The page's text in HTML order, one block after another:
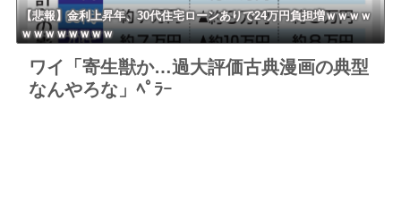
【悲報】金利上昇年、30代住宅ローンありで24万円負担増ｗｗｗｗ
ｗｗｗｗｗｗｗｗ
ワイ「寄生獣か…過大評価古典漫画の典型
なんやろな」ﾍﾟﾗｰ